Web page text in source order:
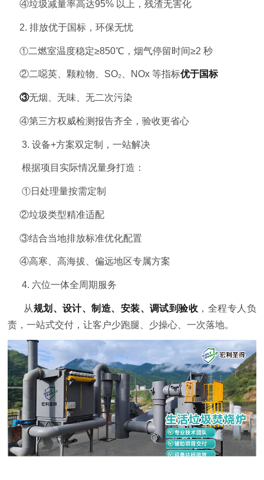
④垃圾减量率高达95% 以上，残渣无害化
2. 排放优于国标，环保无忧
①二燃室温度稳定≥850℃，烟气停留时间≥2 秒
②二噁英、颗粒物、SO₂、NOx 等指标优于国标
③无烟、无味、无二次污染
④第三方权威检测报告齐全，验收更省心
3. 设备+方案双定制，一站解决
根据项目实际情况量身打造：
①日处理量按需定制
②垃圾类型精准适配
③结合当地排放标准优化配置
④高寒、高海拔、偏远地区专属方案
4. 六位一体全周期服务
从规划、设计、制造、安装、调试到验收 ，全程专人负
责，一站式交付，让客户少跑腿、少操心、一次落地。